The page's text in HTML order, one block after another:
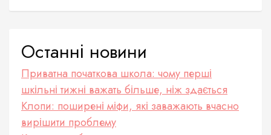
Останні новини
Приватна початкова школа: чому перші
шкільні тижні важать більше, ніж здається
Клопи: поширені міфи, які заважають вчасно
вирішити проблему